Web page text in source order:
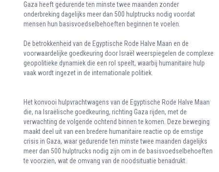
Gaza heeft gedurende ten minste twee maanden zonder
onderbreking dagelijks meer dan 500 hulptrucks nodig voordat
mensen hun basisvoedselbehoeften beginnen te voelen.
De betrokkenheid van de Egyptische Rode Halve Maan en de
voorwaardelijke goedkeuring door Israël weerspiegelen de complexe
geopolitieke dynamiek die een rol speelt, waarbij humanitaire hulp
vaak wordt ingezet in de internationale politiek.
Het konvooi hulpvrachtwagens van de Egyptische Rode Halve Maan
die, na Israëlische goedkeuring, richting Gaza rijden, met de
verwachting de volgende ochtend binnen te komen. Deze beweging
maakt deel uit van een bredere humanitaire reactie op de ernstige
crisis in Gaza, waar gedurende ten minste twee maanden dagelijks
meer dan 500 hulptrucks nodig zijn om in de basisvoedselbehoeften
te voorzien, wat de omvang van de noodsituatie benadrukt.